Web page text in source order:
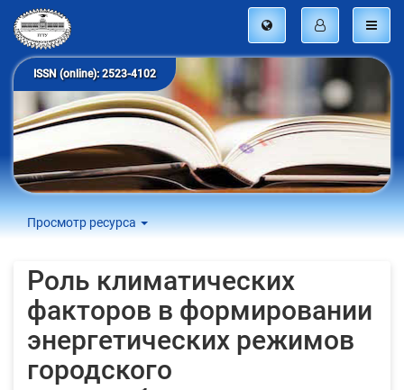
ISSN (online): 2523-4102
Просмотр ресурса
Роль климатических
факторов в формировании
энергетических режимов
городского